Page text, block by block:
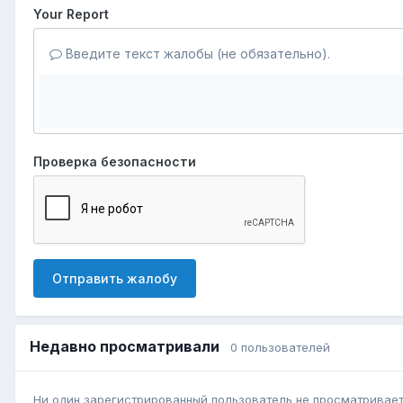
Your Report
Введите текст жалобы (не обязательно).
Проверка безопасности
Отправить жалобу
Недавно просматривали 0 пользователей
Ни один зарегистрированный пользователь не